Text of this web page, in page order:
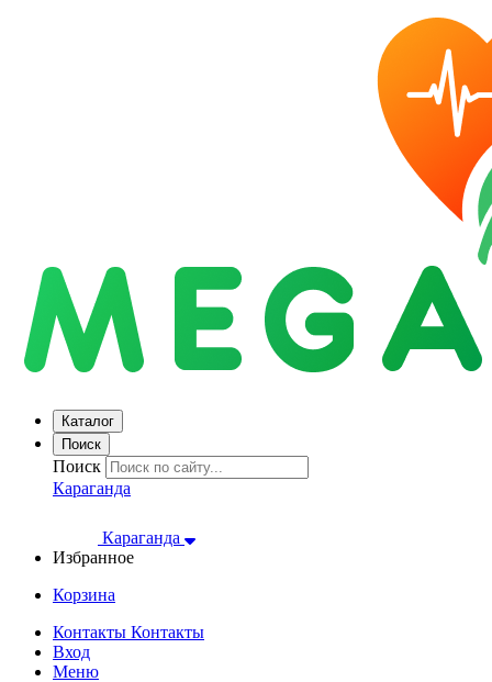
Каталог
Поиск
Поиск
Караганда
Караганда
Избранное
Корзина
Контакты Контакты
Вход
Меню